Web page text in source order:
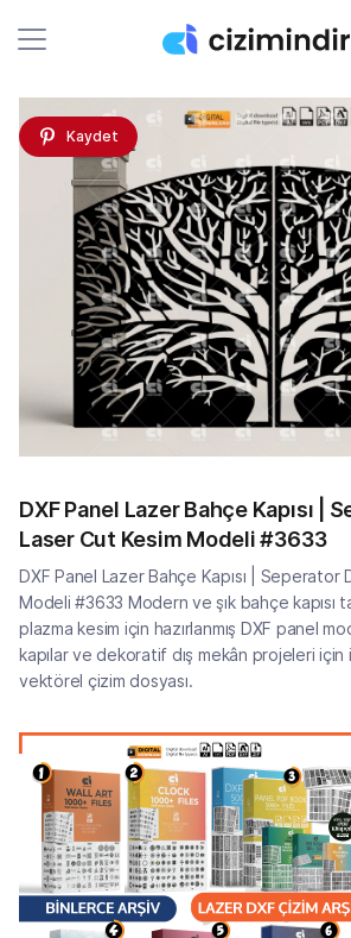
Kaydet
DXF Panel Lazer Bahçe Kapısı |
Laser Cut Kesim Modeli #3633
DXF Panel Lazer Bahçe Kapısı | Seperator
Modeli #3633 Modern ve şık bahçe kapısı
plazma kesim için hazırlanmış DXF panel
kapılar ve dekoratif dış mekân projeleri için
vektörel çizim dosyası.